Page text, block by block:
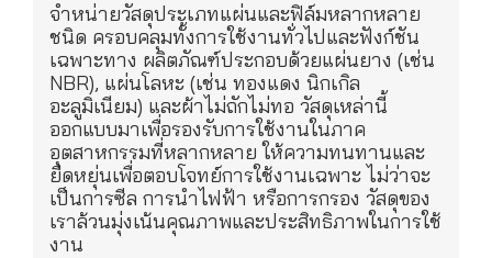
จำหน่ายวัสดุประเภทแผ่นและฟิล์มหลากหลาย
ชนิด ครอบคลุมทั้งการใช้งานทั่วไปและฟังก์ชัน
เฉพาะทาง ผลิตภัณฑ์ประกอบด้วยแผ่นยาง (เช่น
NBR), แผ่นโลหะ (เช่น ทองแดง นิกเกิล
อะลูมิเนียม) และผ้าไม่ถักไม่ทอ วัสดุเหล่านี้
ออกแบบมาเพื่อรองรับการใช้งานในภาค
อุตสาหกรรมที่หลากหลาย ให้ความทนทานและ
ยืดหยุ่นเพื่อตอบโจทย์การใช้งานเฉพาะ ไม่ว่าจะ
เป็นการซีล การนำไฟฟ้า หรือการกรอง วัสดุของ
เราล้วนมุ่งเน้นคุณภาพและประสิทธิภาพในการใช้
งาน